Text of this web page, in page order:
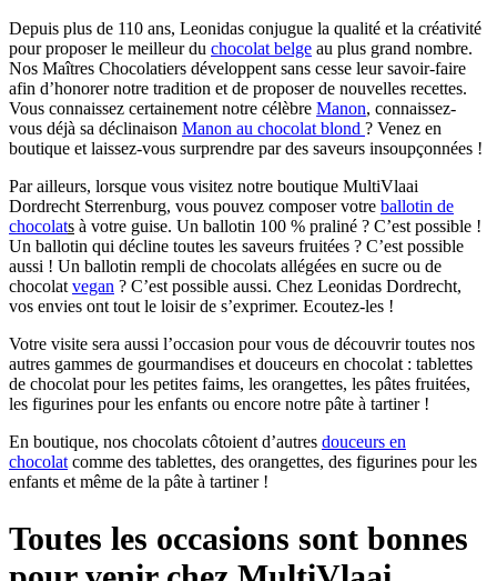
Depuis plus de 110 ans, Leonidas conjugue la qualité et la créativité
pour proposer le meilleur du chocolat belge au plus grand nombre.
Nos Maîtres Chocolatiers développent sans cesse leur savoir-faire
afin d’honorer notre tradition et de proposer de nouvelles recettes.
Vous connaissez certainement notre célèbre Manon, connaissez-
vous déjà sa déclinaison Manon au chocolat blond ? Venez en
boutique et laissez-vous surprendre par des saveurs insoupçonnées !
Par ailleurs, lorsque vous visitez notre boutique MultiVlaai
Dordrecht Sterrenburg, vous pouvez composer votre ballotin de
chocolats à votre guise. Un ballotin 100 % praliné ? C’est possible !
Un ballotin qui décline toutes les saveurs fruitées ? C’est possible
aussi ! Un ballotin rempli de chocolats allégées en sucre ou de
chocolat vegan ? C’est possible aussi. Chez Leonidas Dordrecht,
vos envies ont tout le loisir de s’exprimer. Ecoutez-les !
Votre visite sera aussi l’occasion pour vous de découvrir toutes nos
autres gammes de gourmandises et douceurs en chocolat : tablettes
de chocolat pour les petites faims, les orangettes, les pâtes fruitées,
les figurines pour les enfants ou encore notre pâte à tartiner !
En boutique, nos chocolats côtoient d’autres douceurs en
chocolat comme des tablettes, des orangettes, des figurines pour les
enfants et même de la pâte à tartiner !
Toutes les occasions sont bonnes